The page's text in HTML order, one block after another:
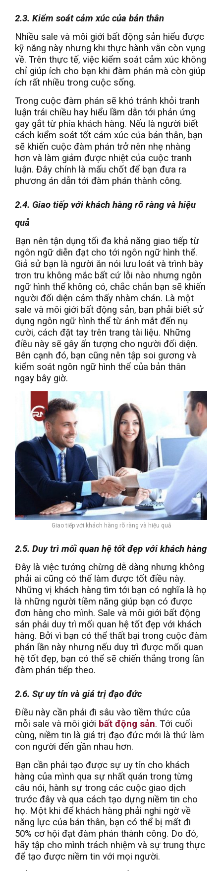
2.3. Kiểm soát cảm xúc của bản thân
Nhiều sale và môi giới bất động sản hiểu được
kỹ năng này nhưng khi thực hành vẫn còn vụng
về. Trên thực tế, việc kiểm soát cảm xúc không
chỉ giúp ích cho bạn khi đàm phán mà còn giúp
ích rất nhiều trong cuộc sống.
Trong cuộc đàm phán sẽ khó tránh khỏi tranh
luận trái chiều hay hiểu lầm dẫn tới phản ứng
gay gắt từ phía khách hàng. Nếu là người biết
cách kiểm soát tốt cảm xúc của bản thân, bạn
sẽ khiến cuộc đàm phán trở nên nhẹ nhàng
hơn và làm giảm được nhiệt của cuộc tranh
luận. Đây chính là mấu chốt để bạn đưa ra
phương án dẫn tới đàm phán thành công.
2.4. Giao tiếp với khách hàng rõ ràng và hiệu
quả
Bạn nên tận dụng tối đa khả năng giao tiếp từ
ngôn ngữ diễn đạt cho tới ngôn ngữ hình thể.
Giả sử bạn là người ăn nói lưu loát và trình bày
trơn tru không mắc bất cứ lỗi nào nhưng ngôn
ngữ hình thể không có, chắc chắn bạn sẽ khiến
người đối diện cảm thấy nhàm chán. Là một
sale và môi giới bất động sản, bạn phải biết sử
dụng ngôn ngữ hình thể từ ánh mắt đến nụ
cười, cách đặt tay trên trang tài liệu. Những
điều này sẽ gây ấn tượng cho người đối diện.
Bên cạnh đó, bạn cũng nên tập soi gương và
kiểm soát ngôn ngữ hình thể của bản thân
ngay bây giờ.
Giao tiếp với khách hàng rõ ràng và hiệu quả
2.5. Duy trì mối quan hệ tốt đẹp với khách hàng
Đây là việc tưởng chừng dễ dàng nhưng không
phải ai cũng có thể làm được tốt điều này.
Những vị khách hàng tìm tới bạn có nghĩa là họ
là những người tiềm năng giúp bạn có được
đơn hàng cho mình. Sale và môi giới bất động
sản phải duy trì mối quan hệ tốt đẹp với khách
hàng. Bởi vì bạn có thể thất bại trong cuộc đàm
phán lần này nhưng nếu duy trì được mối quan
hệ tốt đẹp, bạn có thể sẽ chiến thắng trong lần
đàm phán tiếp theo.
2.6. Sự uy tín và giá trị đạo đức
Điều này cần phải đi sâu vào tiềm thức của
mỗi sale và môi giới bất động sản. Tới cuối
cùng, niềm tin là giá trị đạo đức mới là thứ làm
con người đến gần nhau hơn.
Bạn cần phải tạo được sự uy tín cho khách
hàng của mình qua sự nhất quán trong từng
câu nói, hành sự trong các cuộc giao dịch
trước đây và qua cách tạo dựng niềm tin cho
họ. Một khi để khách hàng phải nghi ngờ về
năng lực của bản thân, bạn có thể bị mất đi
50% cơ hội đạt đàm phán thành công. Do đó,
hãy tập cho mình trách nhiệm và sự trung thực
để tạo được niềm tin với mọi người.